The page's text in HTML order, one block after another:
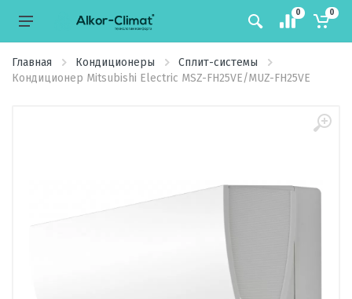
0 0
Главная Кондиционеры
Сплит-системы
Кондиционер Mitsubishi Electric MSZ-FH25VE/MUZ-FH25VE